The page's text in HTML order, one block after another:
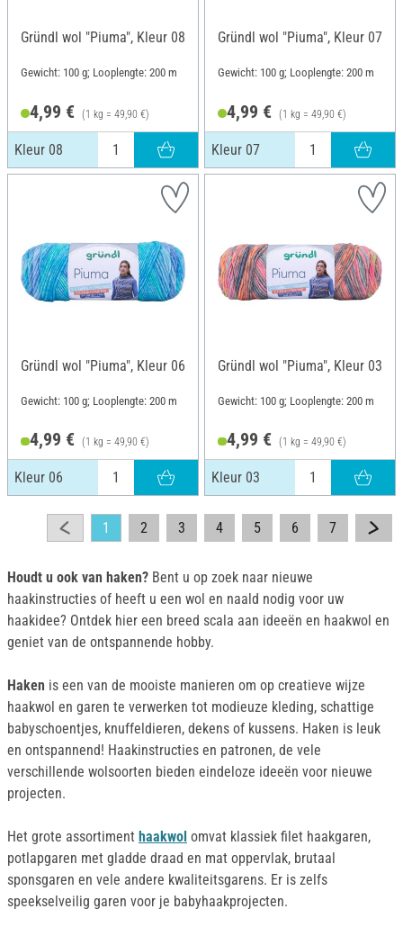
Gründl wol "Piuma", Kleur 08
Gewicht: 100 g; Looplengte: 200 m
4,99 € (1 kg = 49,90 €)
Kleur 08
Gründl wol "Piuma", Kleur 07
Gewicht: 100 g; Looplengte: 200 m
4,99 € (1 kg = 49,90 €)
Kleur 07
Gründl wol "Piuma", Kleur 06
Gewicht: 100 g; Looplengte: 200 m
4,99 € (1 kg = 49,90 €)
Kleur 06
Gründl wol "Piuma", Kleur 03
Gewicht: 100 g; Looplengte: 200 m
4,99 € (1 kg = 49,90 €)
Kleur 03
1 2 3 4 5 6 7
Houdt u ook van haken? Bent u op zoek naar nieuwe
haakinstructies of heeft u een wol en naald nodig voor uw
haakidee? Ontdek hier een breed scala aan ideeën en haakwol en
geniet van de ontspannende hobby.
Haken is een van de mooiste manieren om op creatieve wijze
haakwol en garen te verwerken tot modieuze kleding, schattige
babyschoentjes, knuffeldieren, dekens of kussens. Haken is leuk
en ontspannend! Haakinstructies en patronen, de vele
verschillende wolsoorten bieden eindeloze ideeën voor nieuwe
projecten.
Het grote assortiment haakwol omvat klassiek filet haakgaren,
potlapgaren met gladde draad en mat oppervlak, brutaal
sponsgaren en vele andere kwaliteitsgarens. Er is zelfs
speekselveilig garen voor je babyhaakprojecten.